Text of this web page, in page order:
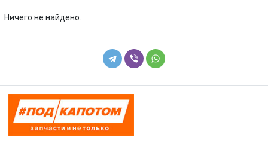
Ничего не найдено.